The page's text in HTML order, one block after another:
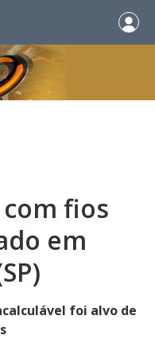
fios
em
foi alvo de